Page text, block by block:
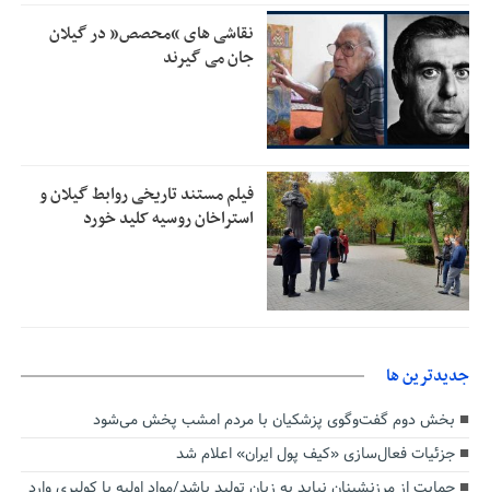
1:00 تمدید مهلت اظهارنامه‌های مالیاتی سال ۱۴۰۴ تا پایان شهریورماه
نقاشی های “محصص” در گیلان
جان می گیرند
فیلم مستند تاریخی روابط گیلان و
استراخان روسیه کلید خورد
جديدترين ها
بخش دوم گفت‌وگوی پزشکیان با مردم امشب پخش می‌شود
جزئیات فعال‌سازی «کیف پول ایران» اعلام شد